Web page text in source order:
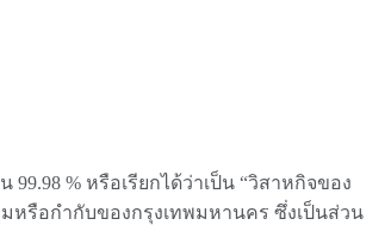
% หรือเรียกได้ว่าเป็น “วิสาหกิจของ
หรือกำกับของกรุงเทพมหานคร ซึ่งเป็นส่วน